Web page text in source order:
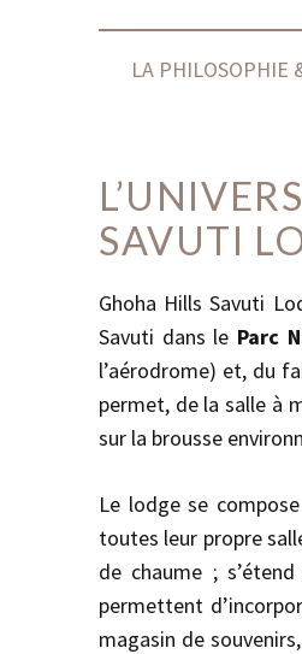
LA PHILOSOPHIE
SAVUTI
Ghoha Hills Savuti
Savuti dans le Parc
l’aérodrome) et, du
permet, de la salle à
sur la brousse
Le lodge se
toutes leur propre
de chaume ;
permettent
magasin de